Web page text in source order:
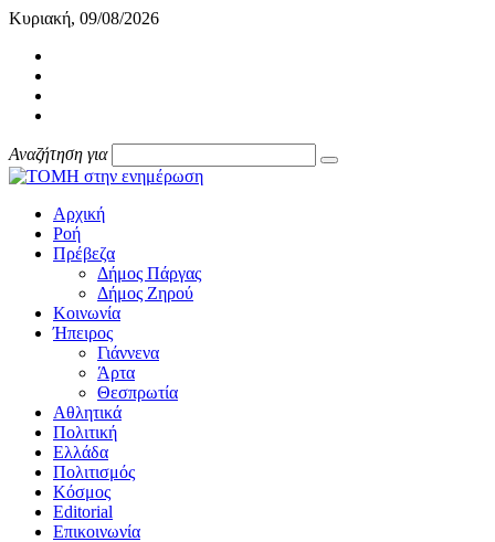
Κυριακή, 09/08/2026
Αναζήτηση για
Αρχική
Ροή
Πρέβεζα
Δήμος Πάργας
Δήμος Ζηρού
Κοινωνία
Ήπειρος
Γιάννενα
Άρτα
Θεσπρωτία
Αθλητικά
Πολιτική
Ελλάδα
Πολιτισμός
Κόσμος
Editorial
Επικοινωνία